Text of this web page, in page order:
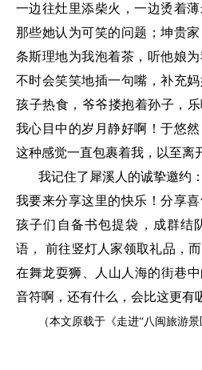
一边往灶里添柴火，一边烫着
那些她认为可笑的问题；坤贵
条斯理地为我泡着茶，听他娘
不时会笑笑地插一句嘴，补充
孩子热食，爷爷搂抱着孙子，
我心目中的岁月静好啊！于悠
这种感觉一直包裹着我，以至离
我记住了犀溪人的诚挚邀约
我要来分享这里的快乐！分享
孩子们自备书包提袋，成群结
语，
前往竖灯人家领取礼品，
在舞龙耍狮、人山人海的街巷
音符啊，还有什么，会比这更有
（本文原载于《走进“八闽旅游景